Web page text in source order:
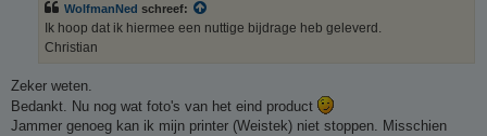
WolfmanNed schreef:
Ik hoop dat ik hiermee een nuttige bijdrage heb geleverd.
Christian
Zeker weten.
Bedankt. Nu nog wat foto's van het eind product
Jammer genoeg kan ik mijn printer (Weistek) niet stoppen. Misschien